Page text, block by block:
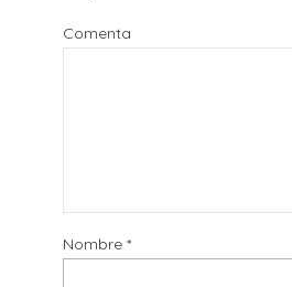
Comenta
Nombre *